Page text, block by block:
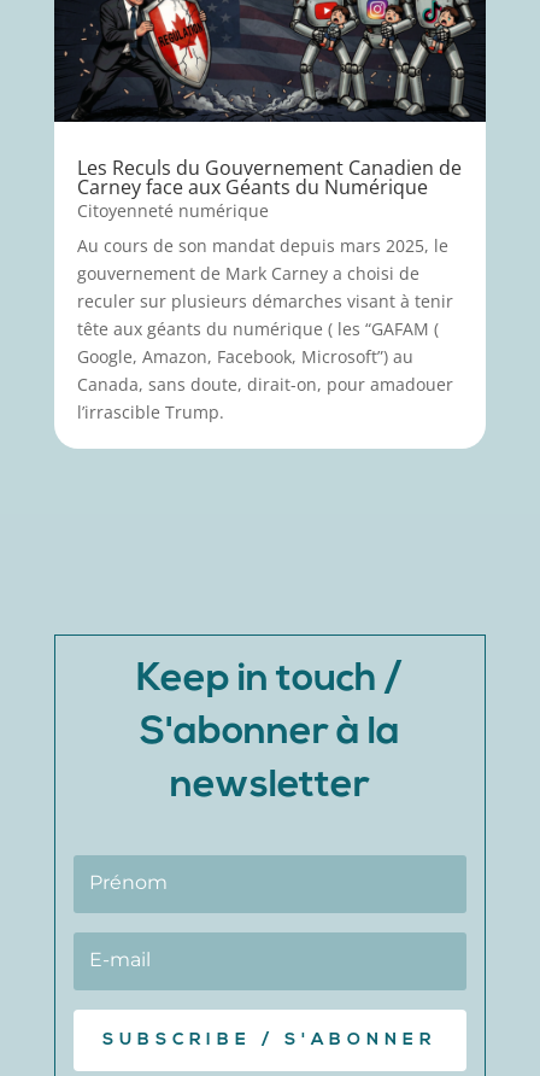
Les Reculs du Gouvernement Canadien de
Carney face aux Géants du Numérique
Citoyenneté numérique
Au cours de son mandat depuis mars 2025, le
gouvernement de Mark Carney a choisi de
reculer sur plusieurs démarches visant à tenir
tête aux géants du numérique ( les “GAFAM (
Google, Amazon, Facebook, Microsoft”) au
Canada, sans doute, dirait-on, pour amadouer
l’irrascible Trump.
Keep in touch /
S'abonner à la
newsletter
SUBSCRIBE / S'ABONNER